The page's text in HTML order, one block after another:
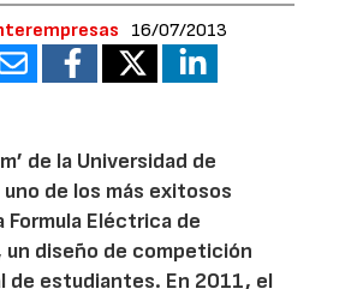
16/07/2013
de la Universidad de
de los más exitosos
Formula Eléctrica de
diseño de competición
de estudiantes. En 2011, el